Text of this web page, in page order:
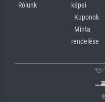
· Rólunk
képei
· Kuponok
· Minta
rendelése